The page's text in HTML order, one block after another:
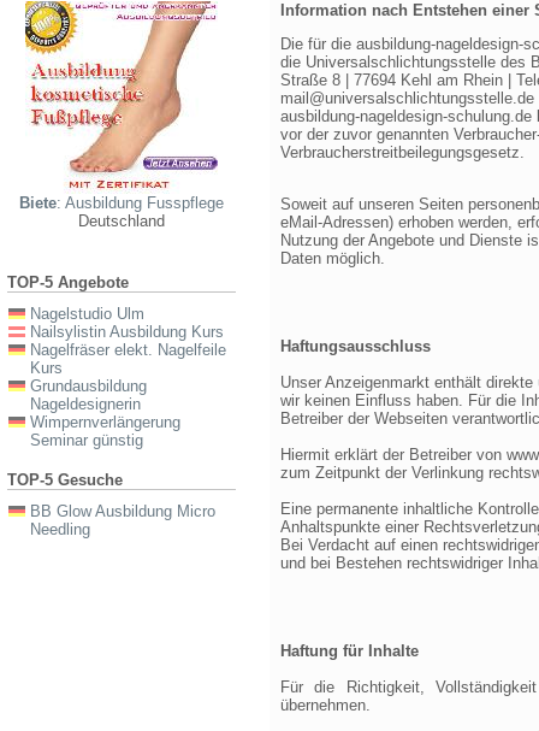
Biete: Ausbildung Fusspflege
Deutschland
TOP-5 Angebote
Nagelstudio Ulm
Nailsylistin Ausbildung Kurs
Nagelfräser elekt. Nagelfeile
Kurs
Grundausbildung
Nageldesignerin
Wimpernverlängerung
Seminar günstig
TOP-5 Gesuche
BB Glow Ausbildung Micro
Needling
Information nach Entstehen einer
Die für die ausbildung-nageldesign-
die Universalschlichtungsstelle des
Straße 8 | 77694 Kehl am Rhein |
ausbildung-nageldesign-
vor der zuvor genannten
Verbraucherstreitbeilegungsgesetz.
Soweit auf unseren Seiten
eMail-Adressen) erhoben werden,
Nutzung der Angebote und Dienste
Daten möglich.
Haftungsausschluss
Unser Anzeigenmarkt enthält
wir keinen Einfluss haben. Für die
Betreiber der Webseiten
Hiermit erklärt der Betreiber von
zum Zeitpunkt der Verlinkung
Eine permanente inhaltliche
Anhaltspunkte einer
Bei Verdacht auf einen
und bei Bestehen rechtswidriger
Haftung für Inhalte
Für die Richtigkeit,
übernehmen.